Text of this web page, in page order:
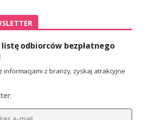
listę odbiorców bezpłatnego
informacjami z branży, zyskaj atrakcyjne